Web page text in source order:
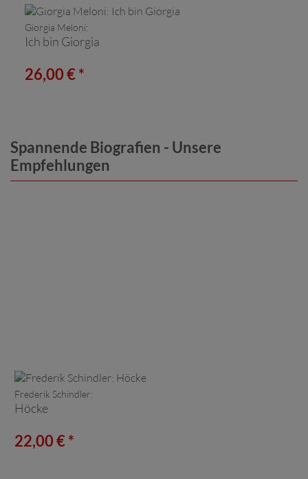
Giorgia Meloni:
Ich bin Giorgia
26,00 € *
Spannende Biografien - Unsere
Empfehlungen
Frederik Schindler:
Höcke
22,00 € *